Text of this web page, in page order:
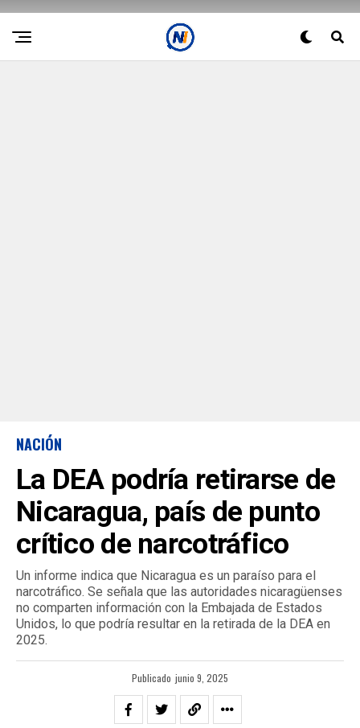
NACIÓN
La DEA podría retirarse de
Nicaragua, país de punto
crítico de narcotráfico
Un informe indica que Nicaragua es un paraíso para el
narcotráfico. Se señala que las autoridades nicaragüenses
no comparten información con la Embajada de Estados
Unidos, lo que podría resultar en la retirada de la DEA en
2025.
Publicado junio 9, 2025